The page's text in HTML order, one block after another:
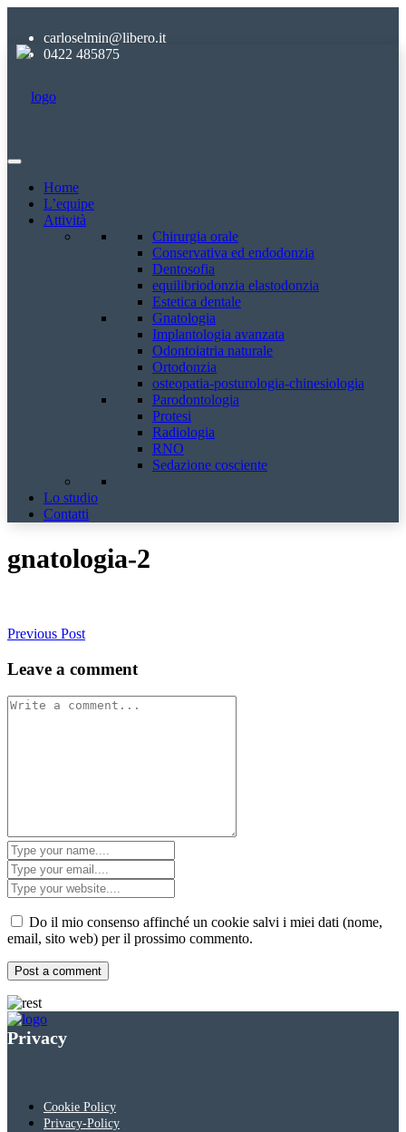
carloselmin@libero.it
0422 485875
Home
L’equipe
Attività
Chirurgia orale
Conservativa ed endodonzia
Dentosofia
equilibriodonzia elastodonzia
Estetica dentale
Gnatologia
Implantologia avanzata
Odontoiatria naturale
Ortodonzia
osteopatia-posturologia-chinesiologia
Parodontologia
Protesi
Radiologia
RNO
Sedazione cosciente
Lo studio
Contatti
gnatologia-2
Previous Post
Leave a comment
Do il mio consenso affinché un cookie salvi i miei dati (nome,
email, sito web) per il prossimo commento.
Privacy
Cookie Policy
Privacy-Policy